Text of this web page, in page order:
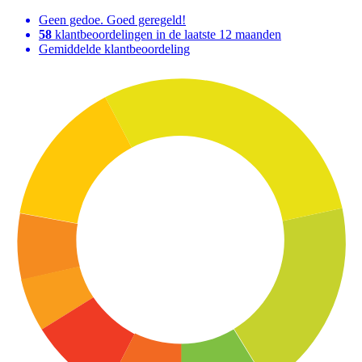
Geen gedoe. Goed geregeld!
58 klantbeoordelingen in de laatste 12 maanden
Gemiddelde klantbeoordeling